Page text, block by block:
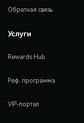
Обратная связь
Услуги
Rewards Hub
Реф. программа
VIP-портал